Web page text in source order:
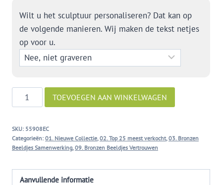
Wilt u het sculptuur personaliseren? Dat kan op
de volgende manieren. Wij maken de tekst netjes
op voor u.
goede
aantal
TOEVOEGEN AAN WINKELWAGEN
SKU: 55908EC
Categorieën: 01. Nieuwe Collectie,02. Top 25 meest verkocht,03. Bronzen
Beeldjes Samenwerking,09. Bronzen Beeldjes Vertrouwen
Aanvullende informatie